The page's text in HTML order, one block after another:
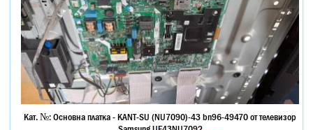
Кат. №:Основна платка - KANT-SU (NU7090)-43 bn96-49470 от телевизор